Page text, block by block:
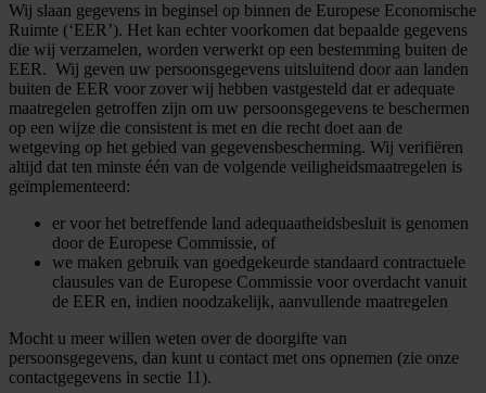
Wij slaan gegevens in beginsel op binnen de Europese Economische
Ruimte (‘EER’). Het kan echter voorkomen dat bepaalde gegevens
die wij verzamelen, worden verwerkt op een bestemming buiten de
EER. Wij geven uw persoonsgegevens uitsluitend door aan landen
buiten de EER voor zover wij hebben vastgesteld dat er adequate
maatregelen getroffen zijn om uw persoonsgegevens te beschermen
op een wijze die consistent is met en die recht doet aan de
wetgeving op het gebied van gegevensbescherming. Wij verifiëren
altijd dat ten minste één van de volgende veiligheidsmaatregelen is
geïmplementeerd:
er voor het betreffende land adequaatheidsbesluit is genomen
door de Europese Commissie, of
we maken gebruik van goedgekeurde standaard contractuele
clausules van de Europese Commissie voor overdacht vanuit
de EER en, indien noodzakelijk, aanvullende maatregelen
Mocht u meer willen weten over de doorgifte van
persoonsgegevens, dan kunt u contact met ons opnemen (zie onze
contactgegevens in sectie 11).